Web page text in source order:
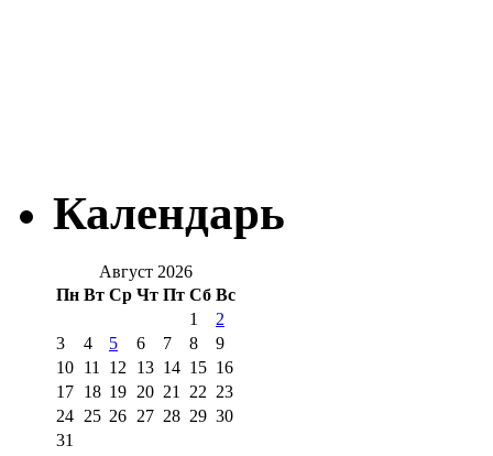
Календарь
Август 2026
Пн Вт Ср Чт Пт Сб Вс
1
2
3
4 5 6 7 8
9
10 11 12 13 14 15 16
17 18 19 20 21 22 23
24 25 26 27 28 29 30
31